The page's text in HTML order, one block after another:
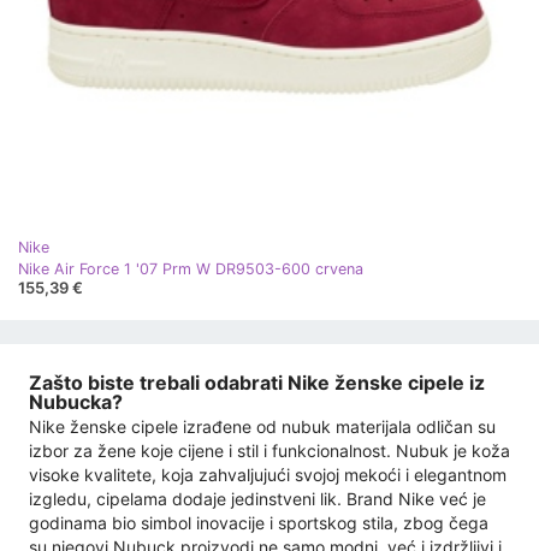
Nike
Nike Air Force 1 '07 Prm W DR9503-600 crvena
155,39 €
Zašto biste trebali odabrati Nike ženske cipele iz
Nubucka?
Nike ženske cipele izrađene od nubuk materijala odličan su
izbor za žene koje cijene i stil i funkcionalnost. Nubuk je koža
visoke kvalitete, koja zahvaljujući svojoj mekoći i elegantnom
izgledu, cipelama dodaje jedinstveni lik. Brand Nike već je
godinama bio simbol inovacije i sportskog stila, zbog čega
su njegovi Nubuck proizvodi ne samo modni, već i izdržljivi i